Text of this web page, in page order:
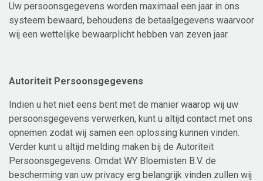
Uw persoonsgegevens worden maximaal een jaar in ons
systeem bewaard, behoudens de betaalgegevens waarvoor
wij een wettelijke bewaarplicht hebben van zeven jaar.
Autoriteit Persoonsgegevens
Indien u het niet eens bent met de manier waarop wij uw
persoonsgegevens verwerken, kunt u altijd contact met ons
opnemen zodat wij samen een oplossing kunnen vinden.
Verder kunt u altijd melding maken bij de Autoriteit
Persoonsgegevens. Omdat WY Bloemisten B.V. de
bescherming van uw privacy erg belangrijk vinden zullen wij